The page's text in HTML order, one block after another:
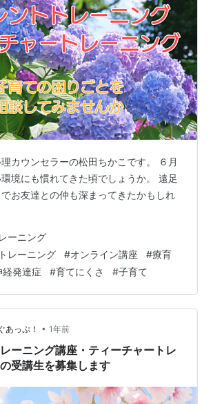
カウンセラーの松田ちかこです。 ６月
境にも慣れてきた頃でしょうか。 遠足
お友達との仲も深まってきたかもしれ
ーニング
レーニング #オンライン講座 #療育
経発達症 #育てにくさ #子育て
あっぷ！ • 1年前
ーニング講座・ティーチャートレ
受講生を募集します